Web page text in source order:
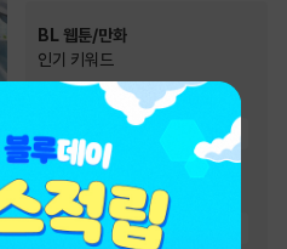
BL 웹툰/만화
인기 키워드
#하드코어
#츤데레수
연상수
#현대물
#친구>연인 #상처수
#능글공 # 절륜공